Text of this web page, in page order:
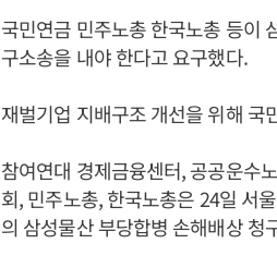
국민연금 민주노총 한국노총 등이
구소송을 내야 한다고 요구했다.
재벌기업 지배구조 개선을 위해 국
참여연대 경제금융센터, 공공운수
회, 민주노총, 한국노총은 24일 서
의 삼성물산 부당합병 손해배상 청